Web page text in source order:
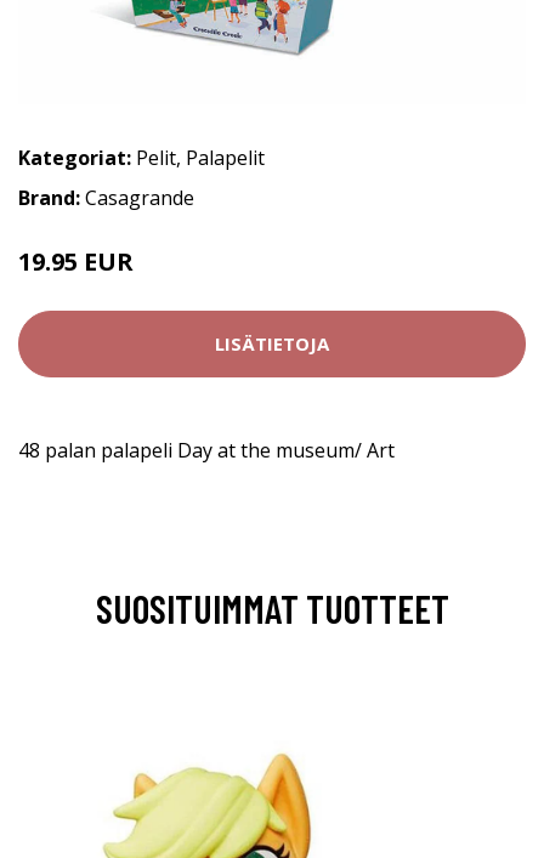
Kategoriat: Pelit, Palapelit
Brand:Casagrande
19.95 EUR
LISÄTIETOJA
48 palan palapeli Day at the museum/ Art
SUOSITUIMMAT TUOTTEET